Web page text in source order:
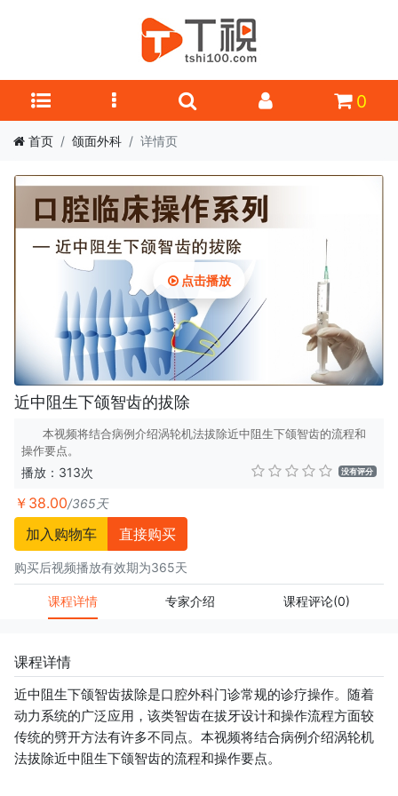
0
首页 颌面外科 详情页
点击播放
近中阻生下颌智齿的拔除
本视频将结合病例介绍涡轮机法拔除近中阻生下颌智齿的流程和
操作要点。
播放：313次 没有评分
￥38.00/365天
加入购物车 直接购买
购买后视频播放有效期为365天
课程详情 专家介绍 课程评论(0)
课程详情
近中阻生下颌智齿拔除是口腔外科门诊常规的诊疗操作。随着
动力系统的广泛应用，该类智齿在拔牙设计和操作流程方面较
传统的劈开方法有许多不同点。本视频将结合病例介绍涡轮机
法拔除近中阻生下颌智齿的流程和操作要点。